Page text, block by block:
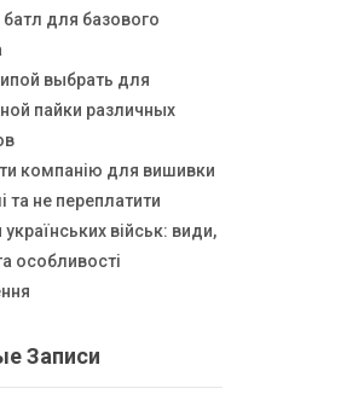
батл для базового
выбрать для
пайки различных
компанію для вишивки
та не переплатити
військ: види,
особливості
Записи